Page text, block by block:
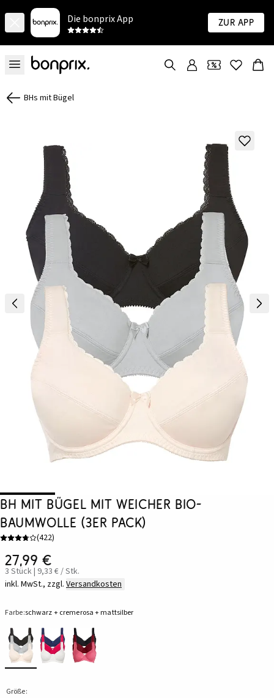
Die bonprix App Zur App
BHs mit Bügel
BH mit Bügel mit weicher Bio-
Baumwolle (3er Pack)
(422)
27,99 €
3 Stück | 9,33 € / Stk.
inkl. MwSt., zzgl. Versandkosten
Farbe:schwarz + cremerosa + mattsilber
Größe: